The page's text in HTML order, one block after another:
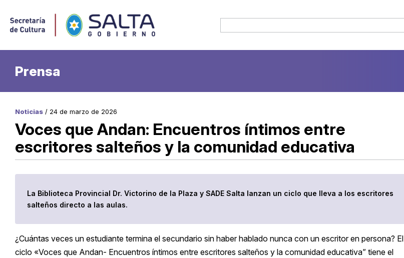
Prensa
Noticias / 24 de marzo de 2026
Voces que Andan: Encuentros íntimos entre
escritores salteños y la comunidad educativa
La Biblioteca Provincial Dr. Victorino de la Plaza y SADE Salta lanzan un ciclo que lleva a los escritores
salteños directo a las aulas.
¿Cuántas veces un estudiante termina el secundario sin haber hablado nunca con un escritor en persona? El
ciclo «Voces que Andan- Encuentros íntimos entre escritores salteños y la comunidad educativa” tiene el